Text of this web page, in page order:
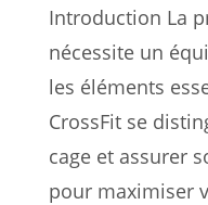
Introduction La
nécessite un
les éléments
CrossFit se
cage et assurer
pour maximiser